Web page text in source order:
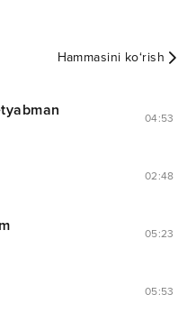
Hammasini ko‘rish
04:53
02:48
05:23
05:53